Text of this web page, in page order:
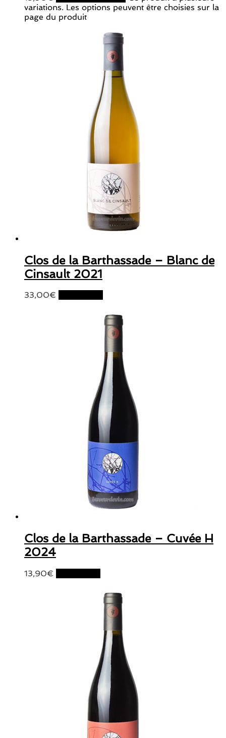
variations. Les options peuvent être choisies sur la
page du produit
Clos de la Barthassade – Blanc de
Cinsault 2021
33,00€
Clos de la Barthassade – Cuvée H
2024
13,90€